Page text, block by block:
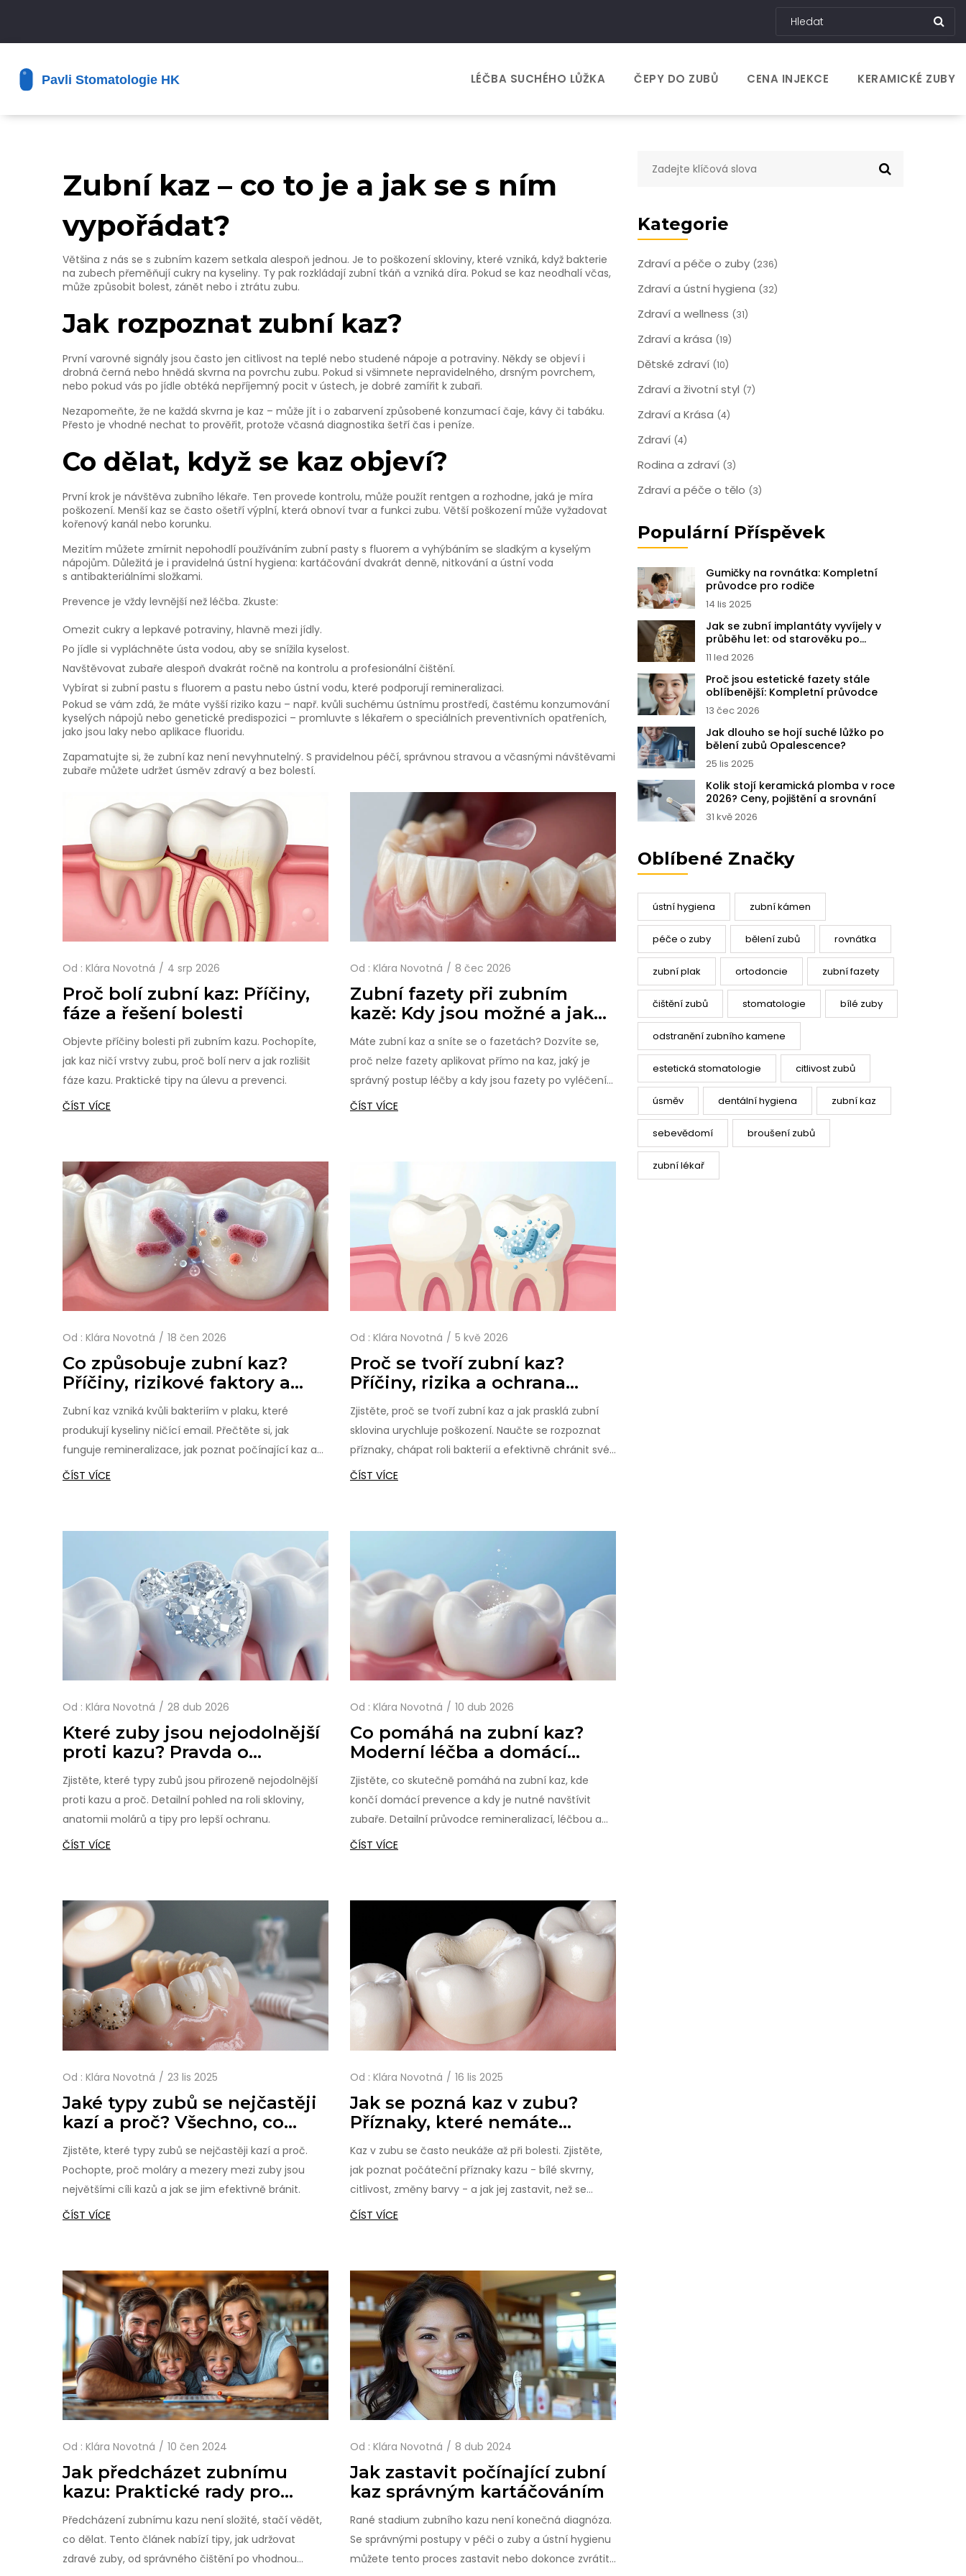
LÉČBA SUCHÉHO LŮŽKA ČEPY DO ZUBŮ CENA INJEKCE KERAMICKÉ ZUBY
Kategorie
Zdraví a péče o zuby (236)
Zdraví a ústní hygiena (32)
Zdraví a wellness (31)
Zdraví a krása (19)
Dětské zdraví (10)
Zdraví a životní styl (7)
Zdraví a Krása (4)
Zdraví (4)
Rodina a zdraví (3)
Zdraví a péče o tělo (3)
Populární Příspěvek
Gumičky na rovnátka: Kompletní
průvodce pro rodiče
14 lis 2025
Jak se zubní implantáty vyvíjely v
průběhu let: od starověku po
moderní technologie
11 led 2026
Proč jsou estetické fazety stále
oblíbenější: Kompletní průvodce
13 čec 2026
Jak dlouho se hojí suché lůžko po
bělení zubů Opalescence?
25 lis 2025
Kolik stojí keramická plomba v roce
2026? Ceny, pojištění a srovnání
31 kvě 2026
Oblíbené Značky
ústní hygiena zubní kámen
péče o zuby bělení zubů rovnátka
zubní plak ortodoncie zubní fazety
čištění zubů stomatologie bílé zuby
odstranění zubního kamene
estetická stomatologie citlivost zubů
úsměv dentální hygiena zubní kaz
sebevědomí broušení zubů
zubní lékař
Zubní kaz – co to je a jak se s ním
vypořádat?
Většina z nás se s zubním kazem setkala alespoň jednou. Je to poškození skloviny, které vzniká, když bakterie
na zubech přeměňují cukry na kyseliny. Ty pak rozkládají zubní tkáň a vzniká díra. Pokud se kaz neodhalí včas,
může způsobit bolest, zánět nebo i ztrátu zubu.
Jak rozpoznat zubní kaz?
První varovné signály jsou často jen citlivost na teplé nebo studené nápoje a potraviny. Někdy se objeví i
drobná černá nebo hnědá skvrna na povrchu zubu. Pokud si všimnete nepravidelného, drsným povrchem,
nebo pokud vás po jídle obtéká nepříjemný pocit v ústech, je dobré zamířit k zubaři.
Nezapomeňte, že ne každá skvrna je kaz – může jít i o zabarvení způsobené konzumací čaje, kávy či tabáku.
Přesto je vhodné nechat to prověřit, protože včasná diagnostika šetří čas i peníze.
Co dělat, když se kaz objeví?
První krok je návštěva zubního lékaře. Ten provede kontrolu, může použít rentgen a rozhodne, jaká je míra
poškození. Menší kaz se často ošetří výplní, která obnoví tvar a funkci zubu. Větší poškození může vyžadovat
kořenový kanál nebo korunku.
Mezitím můžete zmírnit nepohodlí používáním zubní pasty s fluorem a vyhýbáním se sladkým a kyselým
nápojům. Důležitá je i pravidelná ústní hygiena: kartáčování dvakrát denně, nitkování a ústní voda
s antibakteriálními složkami.
Prevence je vždy levnější než léčba. Zkuste:
Omezit cukry a lepkavé potraviny, hlavně mezi jídly.
Po jídle si vypláchněte ústa vodou, aby se snížila kyselost.
Navštěvovat zubaře alespoň dvakrát ročně na kontrolu a profesionální čištění.
Vybírat si zubní pastu s fluorem a pastu nebo ústní vodu, které podporují remineralizaci.
Pokud se vám zdá, že máte vyšší riziko kazu – např. kvůli suchému ústnímu prostředí, častému konzumování
kyselých nápojů nebo genetické predispozici – promluvte s lékařem o speciálních preventivních opatřeních,
jako jsou laky nebo aplikace fluoridu.
Zapamatujte si, že zubní kaz není nevyhnutelný. S pravidelnou péčí, správnou stravou a včasnými návštěvami
zubaře můžete udržet úsměv zdravý a bez bolestí.
Od : Klára Novotná 4 srp 2026
Proč bolí zubní kaz: Příčiny,
fáze a řešení bolesti
Objevte příčiny bolesti při zubním kazu. Pochopíte,
jak kaz ničí vrstvy zubu, proč bolí nerv a jak rozlišit
fáze kazu. Praktické tipy na úlevu a prevenci.
ČÍST VÍCE
Od : Klára Novotná 8 čec 2026
Zubní fazety při zubním
kazě: Kdy jsou možné a jaké
jsou alternativy
Máte zubní kaz a sníte se o fazetách? Dozvíte se,
proč nelze fazety aplikovat přímo na kaz, jaký je
správný postup léčby a kdy jsou fazety po vyléčení
skutečně vhodnou volbou.
ČÍST VÍCE
Od : Klára Novotná 18 čen 2026
Co způsobuje zubní kaz?
Příčiny, rizikové faktory a
prevence
Zubní kaz vzniká kvůli bakteriím v plaku, které
produkují kyseliny ničící email. Přečtěte si, jak
funguje remineralizace, jak poznat počínající kaz a
jaké kroky podniknout pro jeho prevenci.
ČÍST VÍCE
Od : Klára Novotná 5 kvě 2026
Proč se tvoří zubní kaz?
Příčiny, rizika a ochrana
skloviny
Zjistěte, proč se tvoří zubní kaz a jak prasklá zubní
sklovina urychluje poškození. Naučte se rozpoznat
příznaky, chápat roli bakterií a efektivně chránit své
zuby pomocí ověřených metod prevence.
ČÍST VÍCE
Od : Klára Novotná 28 dub 2026
Které zuby jsou nejodolnější
proti kazu? Pravda o
sklovine a anatomii
Zjistěte, které typy zubů jsou přirozeně nejodolnější
proti kazu a proč. Detailní pohled na roli skloviny,
anatomii molárů a tipy pro lepší ochranu.
ČÍST VÍCE
Od : Klára Novotná 10 dub 2026
Co pomáhá na zubní kaz?
Moderní léčba a domácí
prvky
Zjistěte, co skutečně pomáhá na zubní kaz, kde
končí domácí prevence a kdy je nutné navštívit
zubaře. Detailní průvodce remineralizací, léčbou a
prevencí.
ČÍST VÍCE
Od : Klára Novotná 23 lis 2025
Jaké typy zubů se nejčastěji
kazí a proč? Všechno, co
potřebujete vědět
Zjistěte, které typy zubů se nejčastěji kazí a proč.
Pochopte, proč moláry a mezery mezi zuby jsou
největšími cíli kazů a jak se jim efektivně bránit.
ČÍST VÍCE
Od : Klára Novotná 16 lis 2025
Jak se pozná kaz v zubu?
Příznaky, které nemáte
ignorovat
Kaz v zubu se často neukáže až při bolesti. Zjistěte,
jak poznat počáteční příznaky kazu - bílé skvrny,
citlivost, změny barvy - a jak jej zastavit, než se
stane vážným problémem.
ČÍST VÍCE
Od : Klára Novotná 10 čen 2024
Jak předcházet zubnímu
kazu: Praktické rady pro
zdravé zuby
Předcházení zubnímu kazu není složité, stačí vědět,
co dělat. Tento článek nabízí tipy, jak udržovat
zdravé zuby, od správného čištění po vhodnou
Od : Klára Novotná 8 dub 2024
Jak zastavit počínající zubní
kaz správným kartáčováním
Rané stadium zubního kazu není konečná diagnóza.
Se správnými postupy v péči o zuby a ústní hygienu
můžete tento proces zastavit nebo dokonce zvrátit.